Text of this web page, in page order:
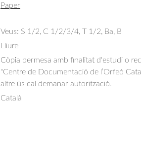
Paper
Veus: S 1/2, C 1/2/3/4, T 1/2, Ba, B
Lliure
Còpia permesa amb finalitat d'estudi o
"Centre de Documentació de l’Orfeó
altre ús cal demanar autorització.
Català